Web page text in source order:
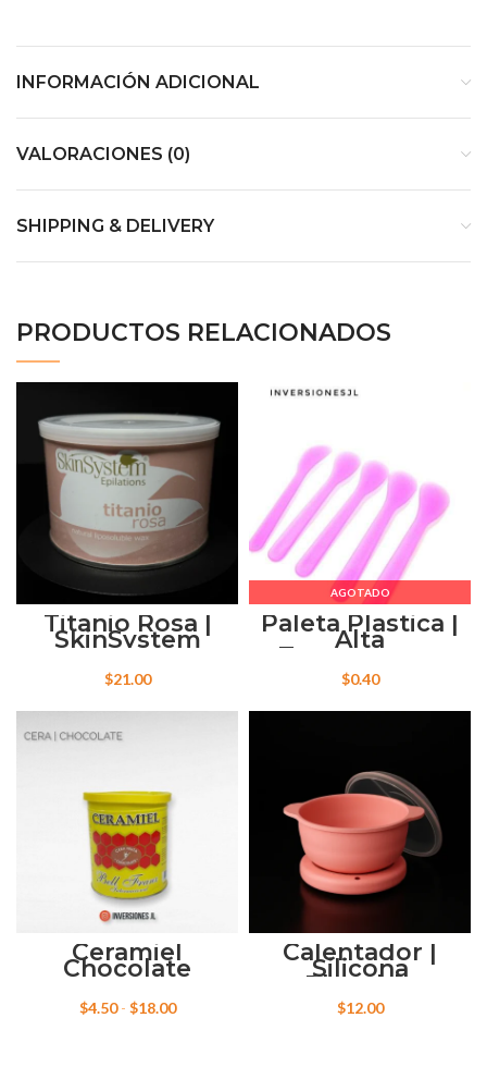
INFORMACIÓN ADICIONAL
VALORACIONES (0)
SHIPPING & DELIVERY
PRODUCTOS RELACIONADOS
Titanio Rosa |
SkinSystem
$21.00
AGOTADO
Paleta Plastica |
Alta
Temperatura
$0.40
Ceramiel
Chocolate
$4.50 - $18.00Rango
Calentador |
Silicona
Plegable
$12.00